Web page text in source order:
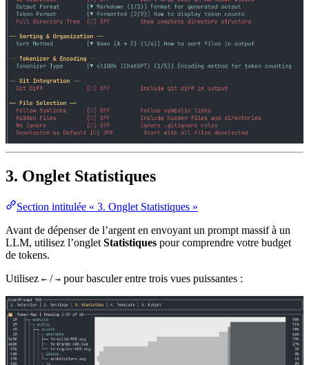
3. Onglet Statistiques
Section intitulée « 3. Onglet Statistiques »
Avant de dépenser de l’argent en envoyant un prompt massif à un
LLM, utilisez l’onglet Statistiques pour comprendre votre budget
de tokens.
Utilisez ← / → pour basculer entre trois vues puissantes :